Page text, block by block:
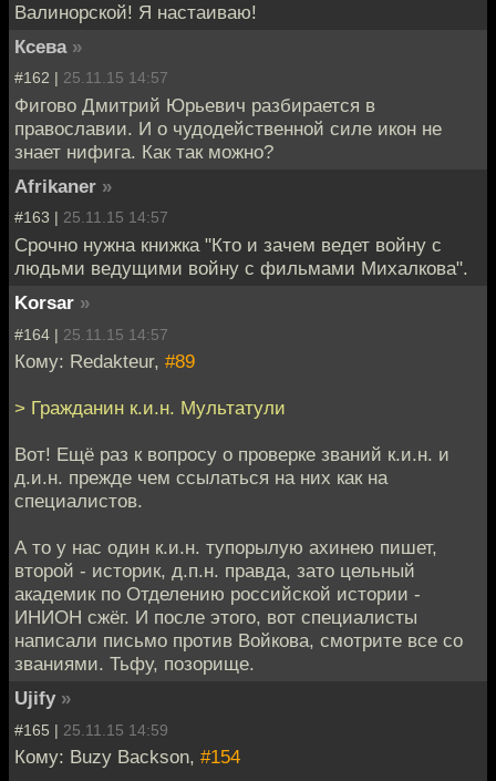
Валинорской! Я настаиваю!
Ксева »
#162 | 25.11.15 14:57
Фигово Дмитрий Юрьевич разбирается в
православии. И о чудодейственной силе икон не
знает нифига. Как так можно?
Afrikaner »
#163 | 25.11.15 14:57
Срочно нужна книжка "Кто и зачем ведет войну с
людьми ведущими войну с фильмами Михалкова".
Korsar »
#164 | 25.11.15 14:57
Кому: Redakteur, #89
> Гражданин к.и.н. Мультатули
Вот! Ещё раз к вопросу о проверке званий к.и.н. и
д.и.н. прежде чем ссылаться на них как на
специалистов.
А то у нас один к.и.н. тупорылую ахинею пишет,
второй - историк, д.п.н. правда, зато цельный
академик по Отделению российской истории -
ИНИОН сжёг. И после этого, вот специалисты
написали письмо против Войкова, смотрите все со
званиями. Тьфу, позорище.
Ujify »
#165 | 25.11.15 14:59
Кому: Buzy Backson, #154